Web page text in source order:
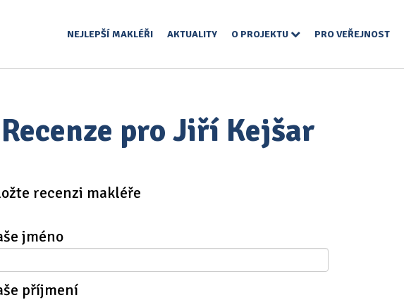
NEJLEPŠÍ MAKLÉŘI AKTUALITY O PROJEKTU PRO VEŘEJNOST
Recenze pro Jiří Kejšar
recenzi makléře
jméno
příjmení